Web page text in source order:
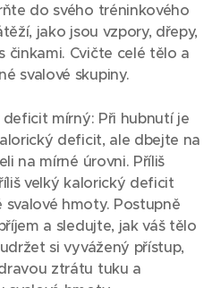
do svého tréninkového
jako jsou vzpory, dřepy,
činkami. Cvičte celé tělo a
svalové skupiny.
mírný: Při hubnutí je
deficit, ale dbejte na
na mírné úrovni. Příliš
velký kalorický deficit
hmoty. Postupně
a sledujte, jak váš tělo
si vyvážený přístup,
ztrátu tuku a